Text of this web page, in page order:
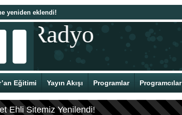
yeniden eklendi!
1442 – 19 Ramazan 1442
Doğumu
Eğitimi Yayın Akışı Programlar Programcılar
Ehli Sitemiz Yenilendi!